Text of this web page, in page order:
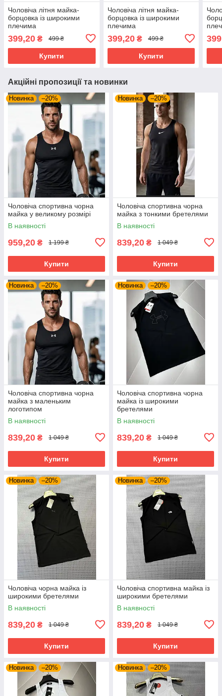
Чоловіча літня майка-
борцовка із широкими
плечима
399,20 ₴ 499 ₴
Купити
Чоловіча літня майка-
борцовка із широкими
плечима
399,20₴ 499 ₴
Купити
Акційні пропозиції та новинки
Новинка –20%
Чоловіча спортивна чорна
майка у великому розмірі
В наявності
959,20 ₴ 1 199 ₴
Купити
Новинка –20%
Чоловіча спортивна чорна
майка з тонкими бретелями
В наявності
839,20 ₴ 1 049 ₴
Купити
Новинка –20%
Чоловіча спортивна чорна
майка з маленьким
логотипом
В наявності
839,20 ₴ 1 049 ₴
Купити
Новинка –20%
Чоловіча спортивна чорна
майка із широкими
бретелями
В наявності
839,20 ₴ 1 049 ₴
Купити
Новинка –20%
Чоловіча чорна майка із
широкими бретелями
В наявності
839,20 ₴ 1 049 ₴
Купити
Новинка –20%
Чоловіча спортивна майка із
широкими бретелями
В наявності
839,20 ₴ 1 049 ₴
Купити
Новинка –20% Новинка –20%